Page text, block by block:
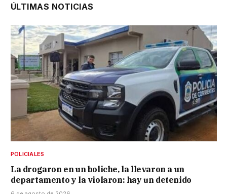
ÚLTIMAS NOTICIAS
POLICIALES
La drogaron en un boliche, la llevaron a un
departamento y la violaron: hay un detenido